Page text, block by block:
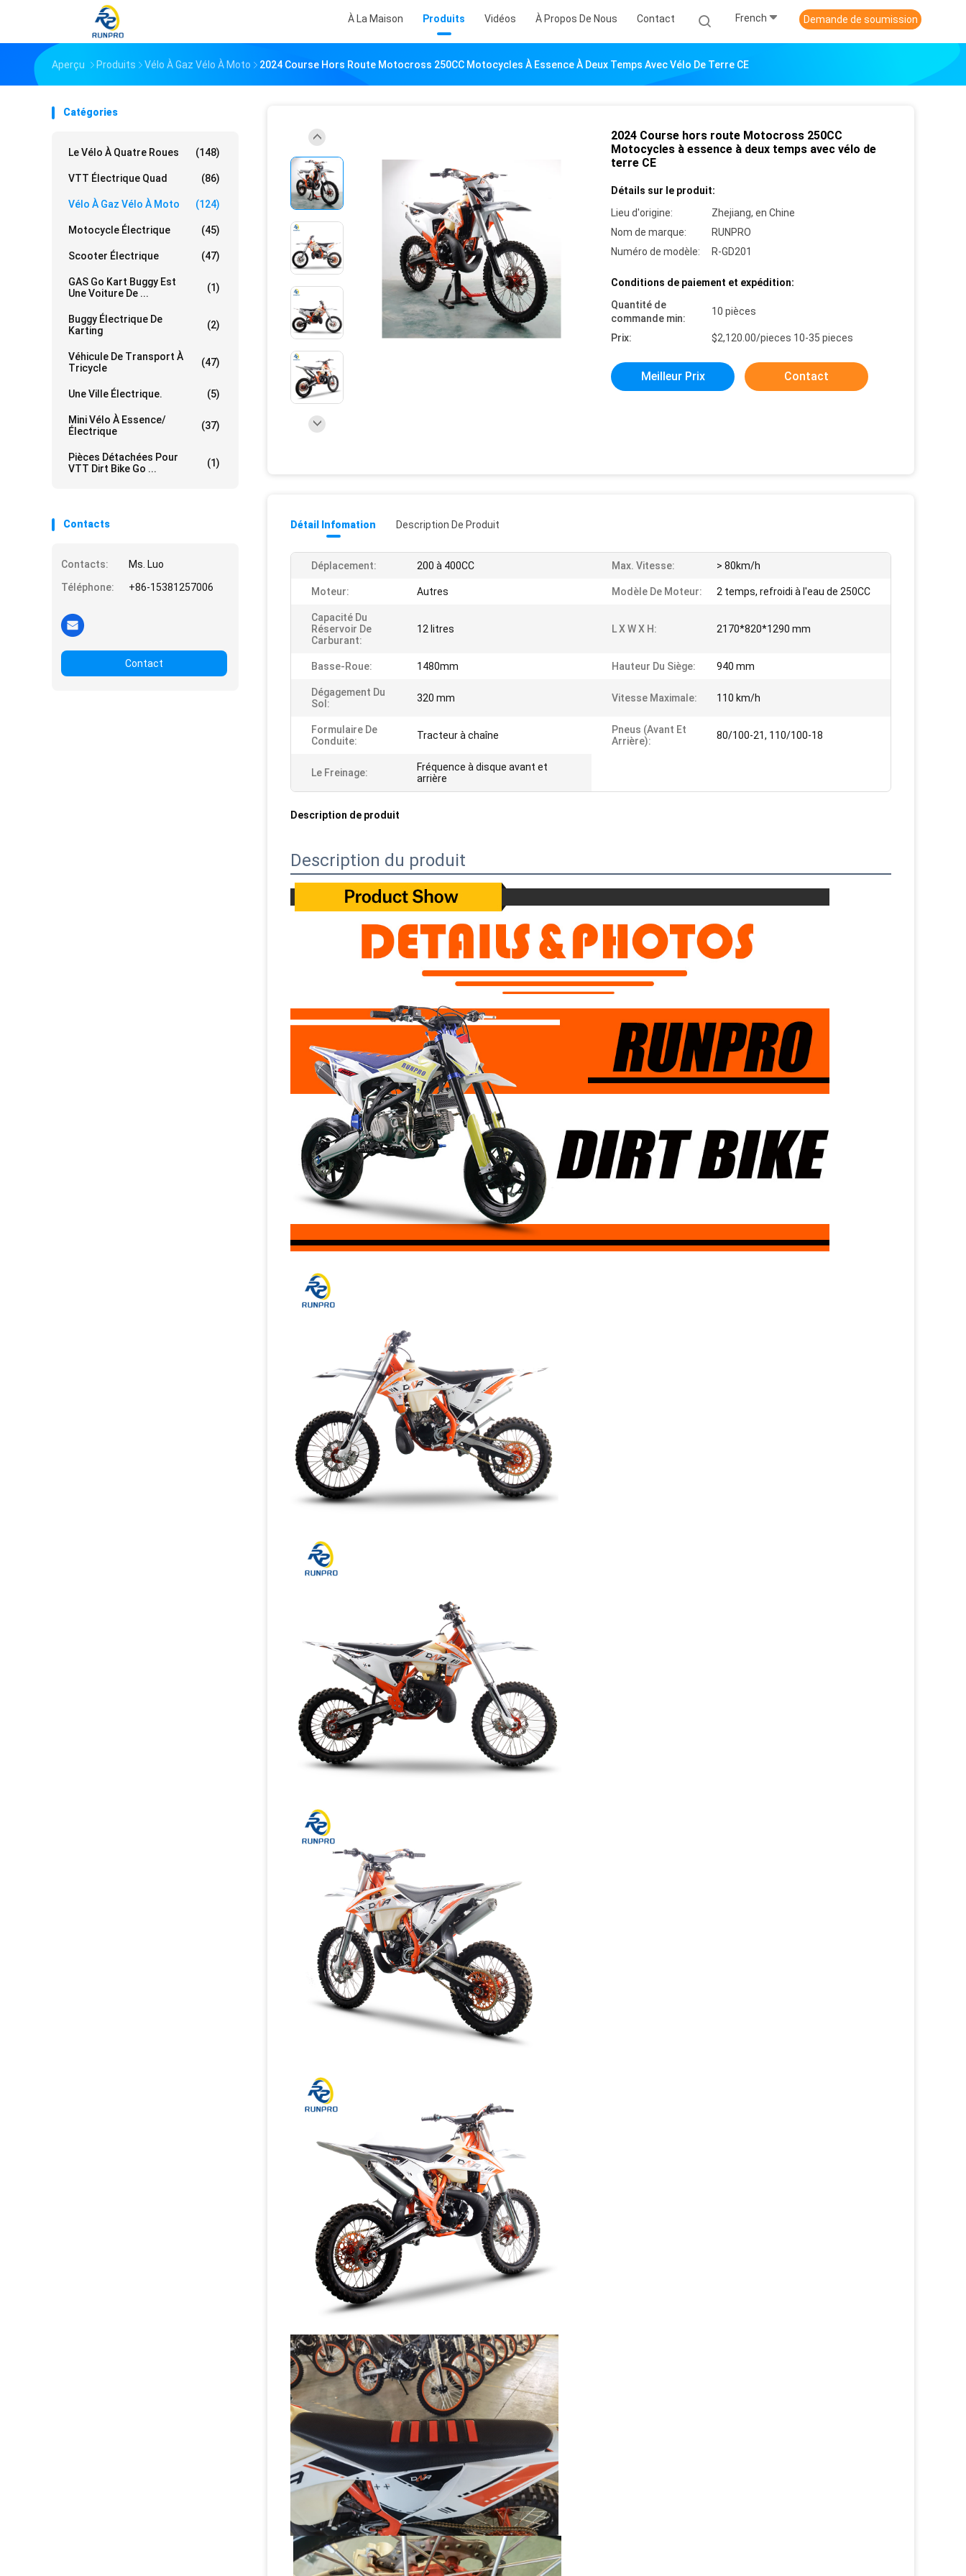
À La Maison Produits Vidéos À Propos De Nous Contact French Demande de soumission
Aperçu Produits Vélo À Gaz Vélo À Moto 2024 Course Hors Route Motocross 250CC Motocycles À Essence À Deux Temps Avec Vélo De Terre CE
Catégories
Le Vélo À Quatre Roues (148)
VTT Électrique Quad (86)
Vélo À Gaz Vélo À Moto (124)
Motocycle Électrique (45)
Scooter Électrique (47)
GAS Go Kart Buggy Est
Une Voiture De ...
(1)
Buggy Électrique De
Karting
(2)
Véhicule De Transport À
Tricycle
(47)
Une Ville Électrique. (5)
Mini Vélo À Essence/
Électrique
(37)
Pièces Détachées Pour
VTT Dirt Bike Go ...
(1)
Contacts
Contacts:
Ms. Luo
Téléphone:
+86-15381257006
Contact
2024 Course hors route Motocross 250CC
Motocycles à essence à deux temps avec vélo de
terre CE
Détails sur le produit:
Lieu d'origine:
Zhejiang, en Chine
Nom de marque:
RUNPRO
Numéro de modèle:
R-GD201
Conditions de paiement et expédition:
Quantité de
commande min:
10 pièces
Prix: $2,120.00/pieces 10-35 pieces
Meilleur Prix Contact
Détail Infomation Description De Produit
Déplacement: 200 à 400CC Max. Vitesse: > 80km/h
Moteur: Autres Modèle De Moteur: 2 temps, refroidi à l'eau de 250CC
Capacité Du
Réservoir De
Carburant:
12 litres L X W X H: 2170*820*1290 mm
Basse-Roue: 1480mm Hauteur Du Siège: 940 mm
Dégagement Du
Sol:
320 mm Vitesse Maximale: 110 km/h
Formulaire De
Conduite:
Tracteur à chaîne
Pneus (avant Et
Arrière):
80/100-21, 110/100-18
Le Freinage:
Fréquence à disque avant et
arrière
Description de produit
Description du produit